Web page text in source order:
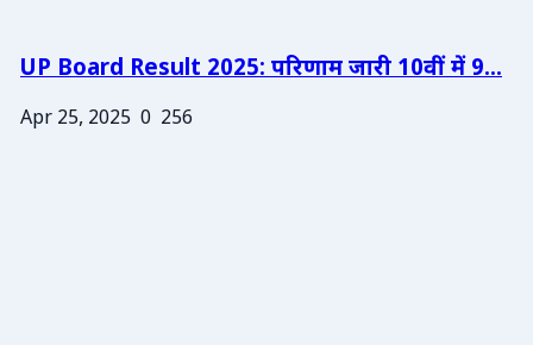
UP Board Result 2025: परिणाम जारी 10वीं में 9...
Apr 25, 2025 0 256